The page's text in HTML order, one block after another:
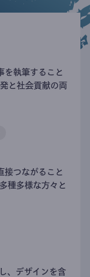
執筆すること
と社会貢献の両
つながること
種多様な方々と
、デザインを含